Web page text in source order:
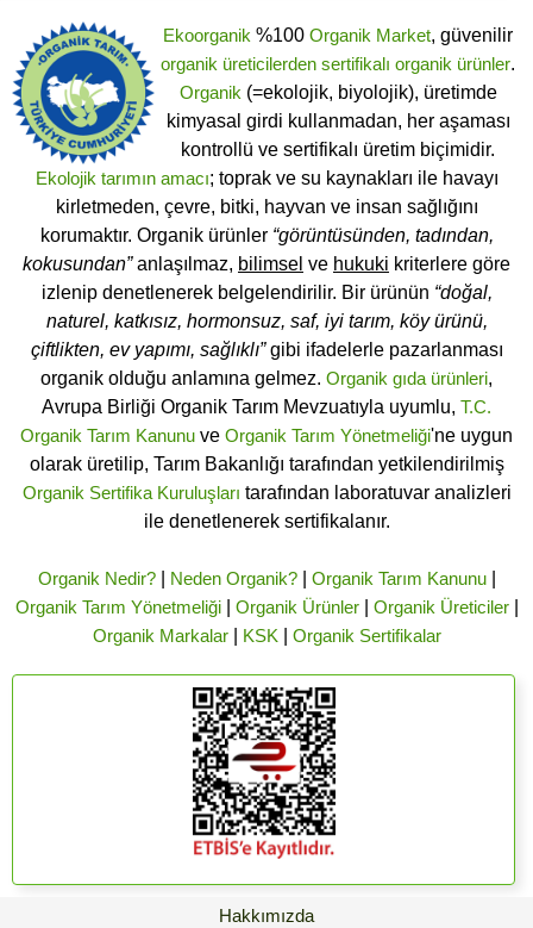
Ekoorganik %100 Organik Market, güvenilir
organik üreticilerden sertifikalı organik ürünler.
Organik (=ekolojik, biyolojik), üretimde
kimyasal girdi kullanmadan, her aşaması
kontrollü ve sertifikalı üretim biçimidir.
Ekolojik tarımın amacı; toprak ve su kaynakları ile havayı
kirletmeden, çevre, bitki, hayvan ve insan sağlığını
korumaktır. Organik ürünler “görüntüsünden, tadından,
kokusundan”anlaşılmaz, bilimsel ve hukuki kriterlere göre
izlenip denetlenerek belgelendirilir. Bir ürünün “doğal,
naturel, katkısız, hormonsuz, saf, iyi tarım, köy ürünü,
çiftlikten, ev yapımı, sağlıklı”gibi ifadelerle pazarlanması
organik olduğu anlamına gelmez. Organik gıda ürünleri,
Avrupa Birliği Organik Tarım Mevzuatıyla uyumlu, T.C.
Organik Tarım Kanunu ve Organik Tarım Yönetmeliği'ne uygun
olarak üretilip, Tarım Bakanlığı tarafından yetkilendirilmiş
Organik Sertifika Kuruluşları tarafından laboratuvar analizleri
ile denetlenerek sertifikalanır.
Organik Nedir?| Neden Organik?| Organik Tarım Kanunu|
Organik Tarım Yönetmeliği| Organik Ürünler| Organik Üreticiler|
Organik Markalar| KSK Organik Sertifikalar
Hakkımızda